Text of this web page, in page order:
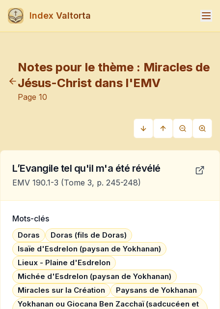
Index Valtorta
Notes pour le thème : Miracles de
Jésus-Christ dans l'EMV
Page 10
L’Evangile tel qu'il m'a été révélé
EMV 190.1-3 (Tome 3, p. 245-248)
Mots-clés
Doras
Doras (fils de Doras)
Isaïe d'Esdrelon (paysan de Yokhanan)
Lieux - Plaine d'Esdrelon
Michée d'Esdrelon (paysan de Yokhanan)
Miracles sur la Création
Paysans de Yokhanan
Yokhanan ou Giocana Ben Zacchaï (sadcucéen et